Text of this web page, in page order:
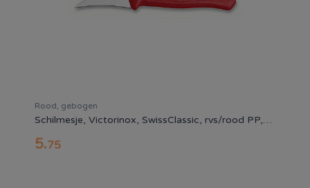
Rood, gebogen
Schilmesje, Victorinox, SwissClassic, rvs/rood PP,gebogen
5.75